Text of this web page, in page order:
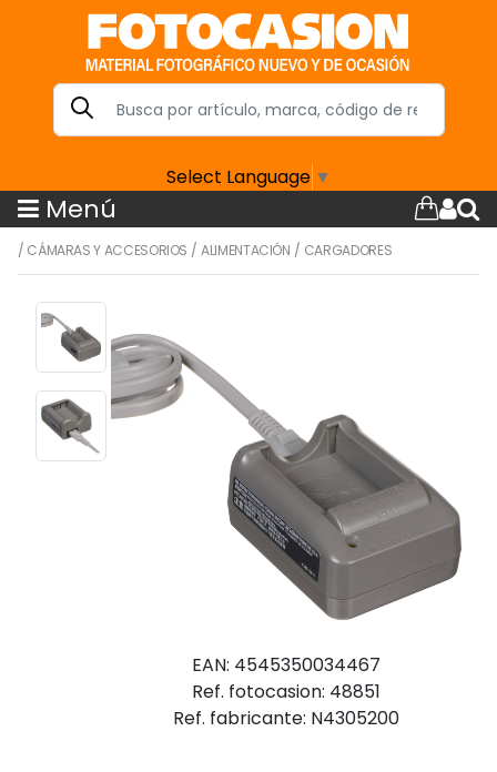
Select Language ▼
Menú
/ CÁMARAS Y ACCESORIOS /ALIMENTACIÓN / CARGADORES
EAN: 4545350034467
Ref. fotocasion: 48851
Ref. fabricante: N4305200